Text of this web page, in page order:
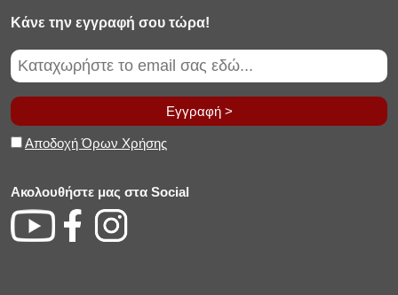
Κάνε την εγγραφή σου τώρα!
Εγγραφή >
Αποδοχή Όρων Χρήσης
Ακολουθήστε μας στα Social